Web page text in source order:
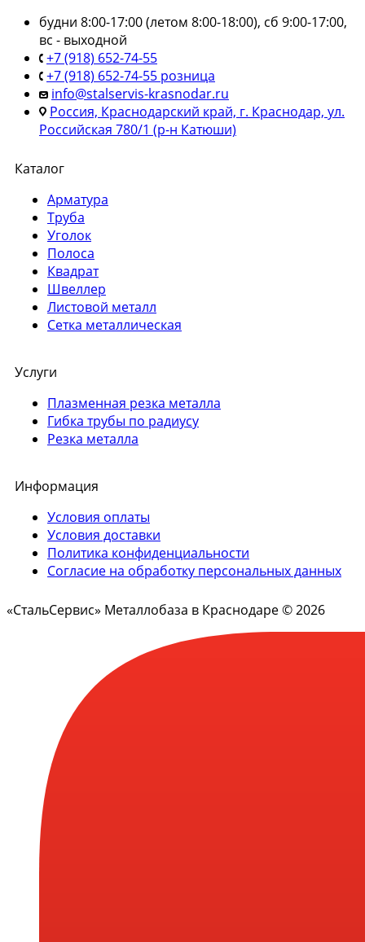
будни 8:00-17:00 (летом 8:00-18:00), сб 9:00-17:00,
вс - выходной
+7 (918) 652-74-55
+7 (918) 652-74-55 розница
info@stalservis-krasnodar.ru
Россия, Краснодарский край, г. Краснодар, ул.
Российская 780/1 (р-н Катюши)
Каталог
Арматура
Труба
Уголок
Полоса
Квадрат
Швеллер
Листовой металл
Сетка металлическая
Услуги
Плазменная резка металла
Гибка трубы по радиусу
Резка металла
Информация
Условия оплаты
Условия доставки
Политика конфиденциальности
Согласие на обработку персональных данных
«СтальСервис» Металлобаза в Краснодаре © 2026